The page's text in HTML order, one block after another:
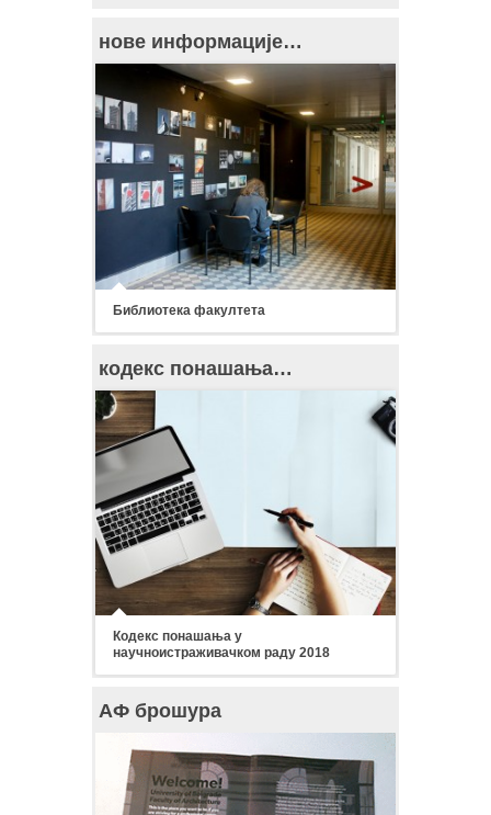
нове информације…
Библиотека факултета
кодекс понашања…
Кодекс понашања у
научноистраживачком раду 2018
АФ брошура